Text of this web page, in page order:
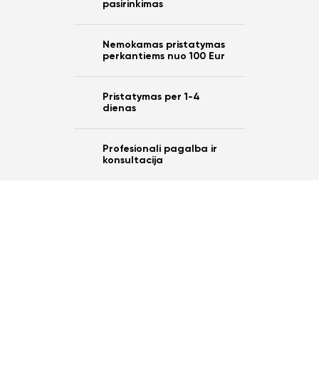
pasirinkimas
Nemokamas pristatymas
perkantiems nuo 100 Eur
Pristatymas per 1-4
dienas
Profesionali pagalba ir
konsultacija